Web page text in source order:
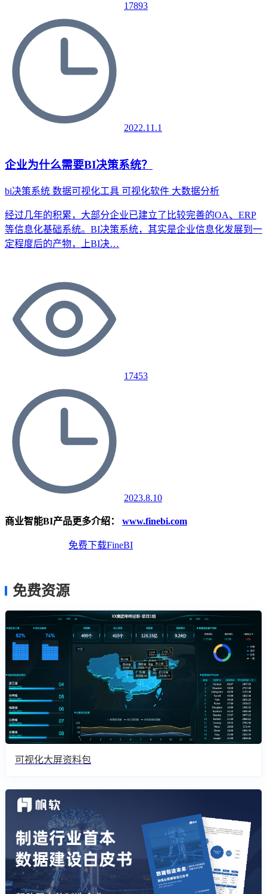
17893
2022.11.1
企业为什么需要BI决策系统？
bi决策系统 数据可视化工具 可视化软件 大数据分析
经过几年的积累，大部分企业已建立了比较完善的OA、ERP
等信息化基础系统。BI决策系统，其实是企业信息化发展到一
定程度后的产物，上BI决…
17453
2023.8.10
商业智能BI产品更多介绍： www.finebi.com
免费下载FineBI
免费资源
可视化大屏资料包